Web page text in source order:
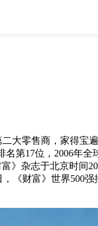
零售商，家得宝
第17位，2006
》杂志于北京时间
《财富》世界500